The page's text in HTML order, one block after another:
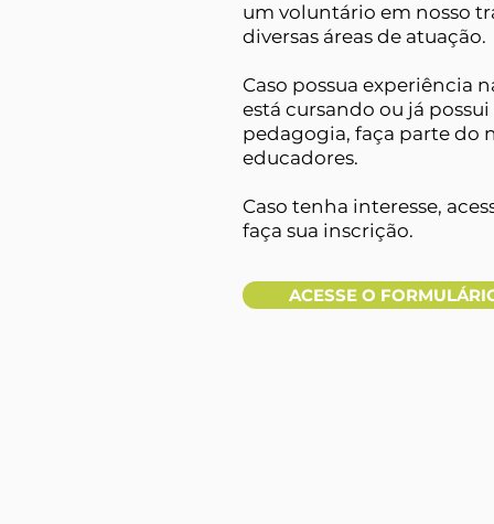
um voluntário em nosso
diversas áreas de atuação.
Caso possua experiência
está cursando ou já
pedagogia, faça parte do
educadores.
Caso tenha interesse,
faça sua inscrição.
ACESSE O